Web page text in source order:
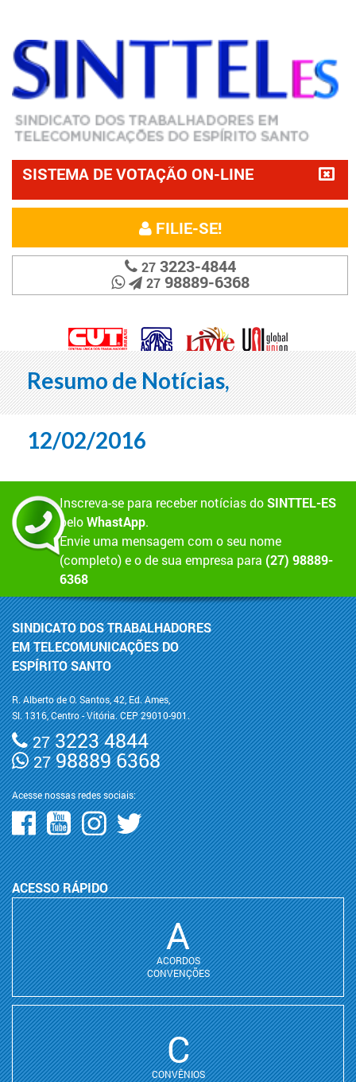
SISTEMA DE VOTAÇÃO ON-LINE
FILIE-SE!
273223-4844
2798889-6368
Resumo de Notícias,
12/02/2016
Inscreva-se para receber notícias doSINTTEL-ES
peloWhastApp.
Envie uma mensagem com o seu nome
(completo) e o de sua empresa para (27) 98889-
6368
SINDICATO DOS TRABALHADORES
EM TELECOMUNICAÇÕES DO
ESPÍRITO SANTO
R. Alberto de O. Santos, 42, Ed. Ames,
Sl. 1316, Centro - Vitória. CEP 29010-901.
273223 4844
2798889 6368
Acesse nossas redes sociais:
ACESSO RÁPIDO
A
ACORDOS
CONVENÇÕES
C
CONVÊNIOS